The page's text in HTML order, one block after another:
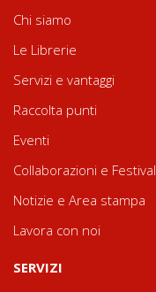
Chi siamo
Le Librerie
Servizi e vantaggi
Raccolta punti
Eventi
Collaborazioni e Festival
Notizie e Area stampa
Lavora con noi
SERVIZI